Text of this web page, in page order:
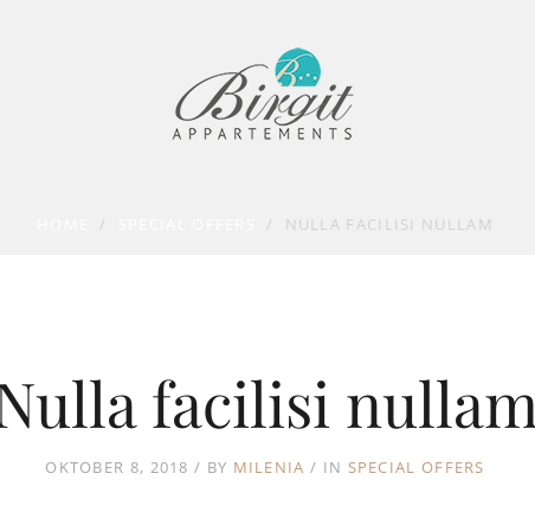
/ / NULLA FACILISI NULLAM
facilisi nullam
OKTOBER 8, 2018 BY MILENIA IN SPECIAL OFFERS